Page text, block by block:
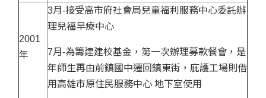
2001
年
3月-接受高市府社會局兒童福利服務中心委託辦
理兒福早療中心
7月-為籌建建校基金，第一次辦理募款餐會，是
年師生再由前鎮國中遷回鎮東街，庇護工場則借
用高雄市原住民服務中心 地下室使用